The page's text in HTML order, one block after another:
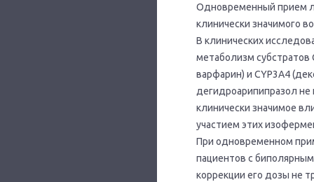
Одновременный прием
клинически значимого
В клинических
метаболизм субстратов
варфарин) и CYP3A4
дегидроарипипразол
клинически значимое
участием этих
При одновременном
пациентов с
коррекции его дозы не